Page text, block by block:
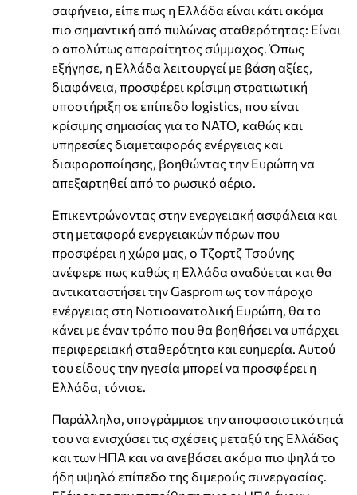
σαφήνεια, είπε πως η Ελλάδα είναι κάτι ακόμα
πιο σημαντική από πυλώνας σταθερότητας: Είναι
ο απολύτως απαραίτητος σύμμαχος. Όπως
εξήγησε, η Ελλάδα λειτουργεί με βάση αξίες,
διαφάνεια, προσφέρει κρίσιμη στρατιωτική
υποστήριξη σε επίπεδο logistics, που είναι
κρίσιμης σημασίας για το ΝΑΤΟ, καθώς και
υπηρεσίες διαμεταφοράς ενέργειας και
διαφοροποίησης, βοηθώντας την Ευρώπη να
απεξαρτηθεί από το ρωσικό αέριο.
Επικεντρώνοντας στην ενεργειακή ασφάλεια και
στη μεταφορά ενεργειακών πόρων που
προσφέρει η χώρα μας, ο Τζορτζ Τσούνης
ανέφερε πως καθώς η Ελλάδα αναδύεται και θα
αντικαταστήσει την Gasprom ως τον πάροχο
ενέργειας στη Νοτιοανατολική Ευρώπη, θα το
κάνει με έναν τρόπο που θα βοηθήσει να υπάρχει
περιφερειακή σταθερότητα και ευημερία. Αυτού
του είδους την ηγεσία μπορεί να προσφέρει η
Ελλάδα, τόνισε.
Παράλληλα, υπογράμμισε την αποφασιστικότητά
του να ενισχύσει τις σχέσεις μεταξύ της Ελλάδας
και των ΗΠΑ και να ανεβάσει ακόμα πιο ψηλά το
ήδη υψηλό επίπεδο της διμερούς συνεργασίας.